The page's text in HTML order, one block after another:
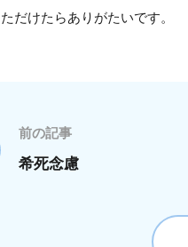
ただけたらありがたいです。
前の記事
希死念慮